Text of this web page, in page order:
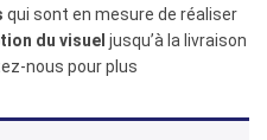
qui sont en mesure de réaliser
du visuel jusqu’à la livraison
nous pour plus